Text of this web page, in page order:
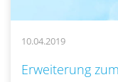
10.04.2019
Erweiterung